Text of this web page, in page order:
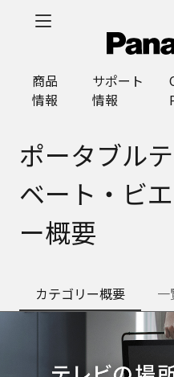
商品
情報
サポート
情報
ポータブル
ベート・ビ
ー概要
カテゴリー概要 一